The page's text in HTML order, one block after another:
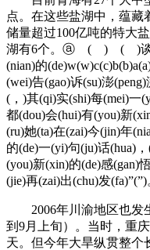
点。在这些盐湖中，蕴藏
储量超过100亿吨的特大
湖有6个。ⓐ ( ) ( )谈
(nian)的
(wei)告(gao)诉(su)澎
(，)其(qi)实(shi)每(mei)一
都(dou)会(hui)有(you)新
(ru)她(ta)在(zai)今(jin)年
的(de)一(yi)句(ju)话(hua)
(you)新(xin)的(de)感(gan)
(jie)再(zai)出(chu)发
2006年川渝地区也发
到9月上旬）。当时，重
天。但今年大旱纵贯整个